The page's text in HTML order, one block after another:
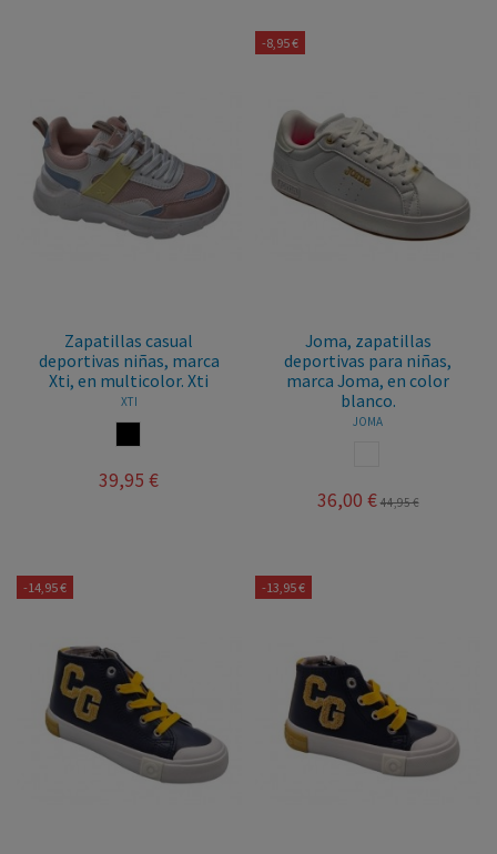
Zapatillas casual
deportivas niñas, marca
Xti, en multicolor. Xti
XTI
39,95 €
-8,95 €
Joma, zapatillas
deportivas para niñas,
marca Joma, en color
blanco.
JOMA
36,00 € 44,95 €
-14,95 € -13,95 €